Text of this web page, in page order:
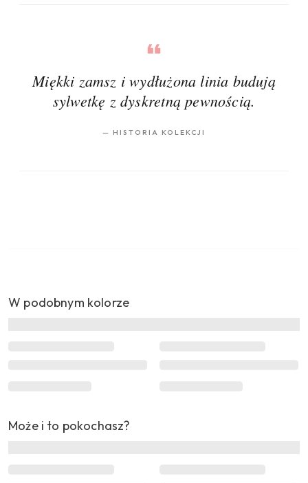
Miękki zamsz i wydłużona linia budują
sylwetkę z dyskretną pewnością.
— HISTORIA KOLEKCJI
W podobnym kolorze
Może i to pokochasz?